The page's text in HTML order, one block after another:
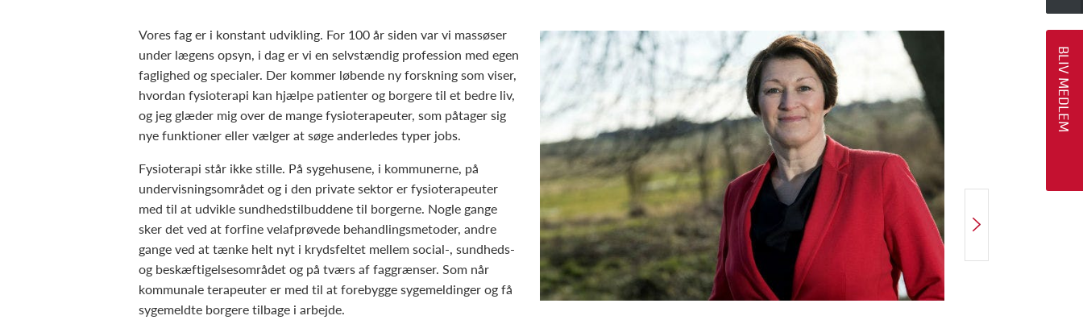
Vores fag er i konstant udvikling. For 100 år siden var vi massøser
under lægens opsyn, i dag er vi en selvstændig profession med egen
faglighed og specialer. Der kommer løbende ny forskning som viser,
hvordan fysioterapi kan hjælpe patienter og borgere til et bedre liv,
og jeg glæder mig over de mange fysioterapeuter, som påtager sig
nye funktioner eller vælger at søge anderledes typer jobs.
Fysioterapi står ikke stille. På sygehusene, i kommunerne, på
undervisningsområdet og i den private sektor er fysioterapeuter
med til at udvikle sundhedstilbuddene til borgerne. Nogle gange
sker det ved at forfine velafprøvede behandlingsmetoder, andre
gange ved at tænke helt nyt i krydsfeltet mellem social-, sundheds-
og beskæftigelsesområdet og på tværs af faggrænser. Som når
kommunale terapeuter er med til at forebygge sygemeldinger og få
sygemeldte borgere tilbage i arbejde.
NÆSTE ARTIKEL
"Det er umuligt at sige noget om prognosen"
BLIV MEDLEM